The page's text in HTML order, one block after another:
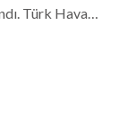
Türk Hava…